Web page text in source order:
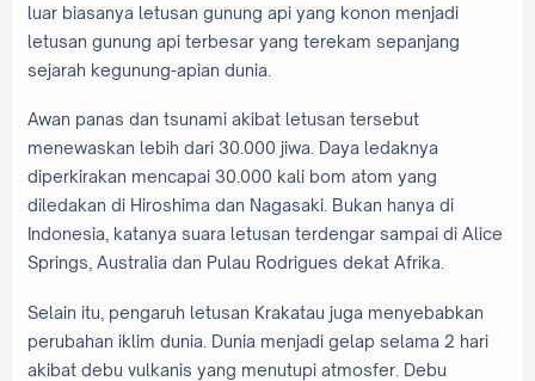
luar biasanya letusan gunung api yang konon menjadi
letusan gunung api terbesar yang terekam sepanjang
sejarah kegunung-apian dunia.
Awan panas dan tsunami akibat letusan tersebut
menewaskan lebih dari 30.000 jiwa. Daya ledaknya
diperkirakan mencapai 30.000 kali bom atom yang
diledakan di Hiroshima dan Nagasaki. Bukan hanya di
Indonesia, katanya suara letusan terdengar sampai di Alice
Springs, Australia dan Pulau Rodrigues dekat Afrika.
Selain itu, pengaruh letusan Krakatau juga menyebabkan
perubahan iklim dunia. Dunia menjadi gelap selama 2 hari
akibat debu vulkanis yang menutupi atmosfer. Debu